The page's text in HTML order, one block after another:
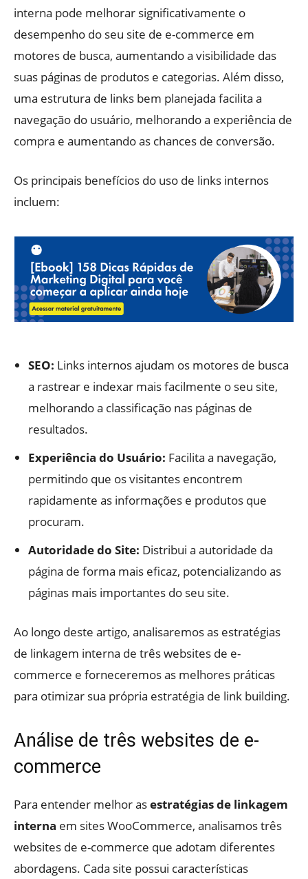
interna pode melhorar significativamente o
desempenho do seu site de e-commerce em
motores de busca, aumentando a visibilidade das
suas páginas de produtos e categorias. Além disso,
uma estrutura de links bem planejada facilita a
navegação do usuário, melhorando a experiência de
compra e aumentando as chances de conversão.
Os principais benefícios do uso de links internos
incluem:
SEO: Links internos ajudam os motores de busca
a rastrear e indexar mais facilmente o seu site,
melhorando a classificação nas páginas de
resultados.
Experiência do Usuário: Facilita a navegação,
permitindo que os visitantes encontrem
rapidamente as informações e produtos que
procuram.
Autoridade do Site: Distribui a autoridade da
página de forma mais eficaz, potencializando as
páginas mais importantes do seu site.
Ao longo deste artigo, analisaremos as estratégias
de linkagem interna de três websites de e-
commerce e forneceremos as melhores práticas
para otimizar sua própria estratégia de link building.
Análise de três websites de e-
commerce
Para entender melhor asestratégias de linkagem
interna em sites WooCommerce, analisamos três
websites de e-commerce que adotam diferentes
abordagens. Cada site possui características